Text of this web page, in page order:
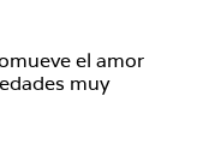
el amor
muy